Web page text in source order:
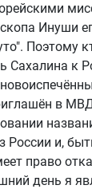
Инуши
Поэтому
Сахалина к
в
России и,
право
день я